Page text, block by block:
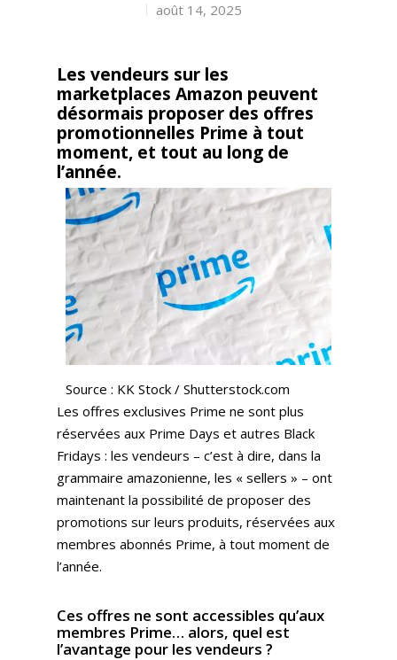
août 14, 2025
Les vendeurs sur les
marketplaces Amazon peuvent
désormais proposer des offres
promotionnelles Prime à tout
moment, et tout au long de
l’année.
Source : KK Stock / Shutterstock.com
Les offres exclusives Prime ne sont plus
réservées aux Prime Days et autres Black
Fridays : les vendeurs – c’est à dire, dans la
grammaire amazonienne, les « sellers » – ont
maintenant la possibilité de proposer des
promotions sur leurs produits, réservées aux
membres abonnés Prime, à tout moment de
l’année.
Ces offres ne sont accessibles qu’aux
membres Prime… alors, quel est
l’avantage pour les vendeurs ?